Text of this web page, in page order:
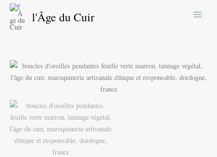
Aller
contenu
l'Âge du Cuir
quantité
de
Boucles
pendantes
feuille
verte
marron